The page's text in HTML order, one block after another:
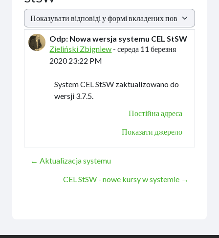
Тип показу
Odp: Nowa wersja systemu CEL StSW
Zieliński Zbigniew -середа 11 березня
2020 23:22 PM
Кількість відповідей: 0
System CEL StSW zaktualizowano do
wersji 3.7.5.
Постійна адреса
Показати джерело
← Aktualizacja systemu
CEL StSW - nowe kursy w systemie →